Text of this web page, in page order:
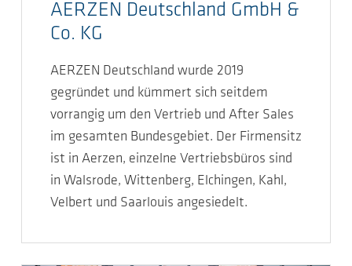
AERZEN Deutschland GmbH &
Co. KG
AERZEN Deutschland wurde 2019
gegründet und kümmert sich seitdem
vorrangig um den Vertrieb und After Sales
im gesamten Bundesgebiet. Der Firmensitz
ist in Aerzen, einzelne Vertriebsbüros sind
in Walsrode, Wittenberg, Elchingen, Kahl,
Velbert und Saarlouis angesiedelt.